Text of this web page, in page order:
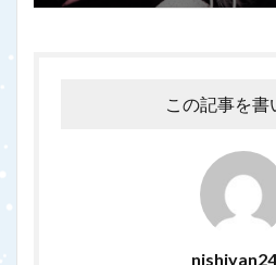
この記事を書